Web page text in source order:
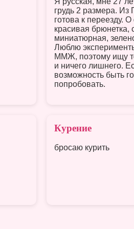
грудь 2 размера. Из
готова к переезду. О
красивая брюнетка,
миниатюрная,
Люблю
ММЖ, поэтому ищу
и ничего лишнего.
возможность быть
попробовать.
Курение
бросаю курить